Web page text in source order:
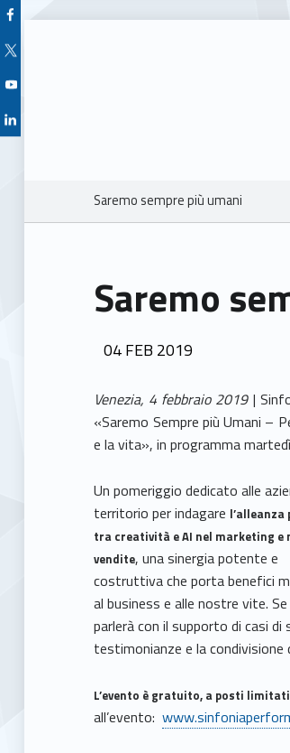
Facebook Unioncamere Veneto
Twitter Unioncamere Veneto
Youtube Unioncamere Veneto
Linkedin Unioncamere Veneto
Breadcrumbs navigation
Saremo sempre più umani
Saremo
POSTED ON:
04FEB 2019
Venezia, 4 febbraio 2019|
«Saremo Sempre più Umani –
e la vita», in programma
Un pomeriggio dedicato alle
territorio per indagare l’alleanza
tra creatività e AI nel marketing e
vendite, una sinergia potente e
costruttiva che porta benefici
al business e alle nostre vite. Se
parlerà con il supporto di casi di
testimonianze e la
L’evento è gratuito, a posti limitati
all’evento: